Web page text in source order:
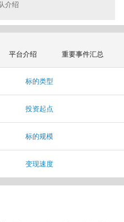
介绍
平台介绍 重要事件汇总
标的类型
投资起点
标的规模
变现速度